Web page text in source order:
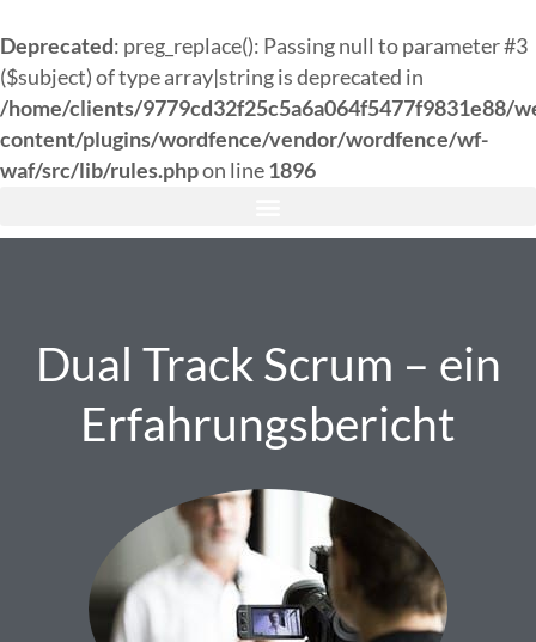
Deprecated: preg_replace(): Passing null to parameter #3
($subject) of type array|string is deprecated in
/home/clients/9779cd32f25c5a6a064f5477f9831e88/
content/plugins/wordfence/vendor/wordfence/wf-
waf/src/lib/rules.phpon line1896
Dual Track Scrum – ein
Erfahrungsbericht